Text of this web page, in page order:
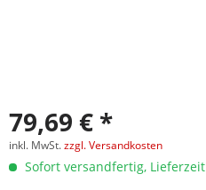
79,69 € *
inkl. MwSt.zzgl. Versandkosten
Sofort versandfertig,